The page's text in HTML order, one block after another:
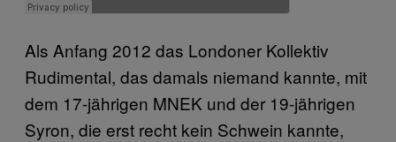
Als Anfang 2012 das Londoner Kollektiv
Rudimental, das damals niemand kannte, mit
dem 17-jährigen MNEK und der 19-jährigen
Syron, die erst recht kein Schwein kannte,